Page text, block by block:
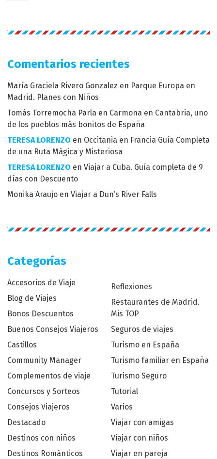
Comentarios recientes
María Graciela Rivero Gonzalez en Parque Europa en
Madrid. Planes con Niños
Tomás Torremocha Parla en Carmona en Cantabria, uno
de los pueblos más bonitos de España
TERESA LORENZO en Occitania en Francia Guía Completa
de una Ruta Mágica y Misteriosa
TERESA LORENZO en Viajar a Cuba. Guía completa de 9
días con Descuento
Monika Araujo en Viajar a Dun’s River Falls
Categorías
Accesorios de Viaje
Blog de Viajes
Bonos Descuentos
Buenos Consejos Viajeros
Castillos
Community Manager
Complementos de viaje
Concursos y Sorteos
Consejos Viajeros
Destacado
Destinos con niños
Destinos Románticos
Reflexiones
Restaurantes de Madrid.
Mis TOP
Seguros de viajes
Turismo en España
Turismo familiar en España
Turismo Seguro
Tutorial
Varios
Viajar con amigas
Viajar con niños
Viajar en pareja